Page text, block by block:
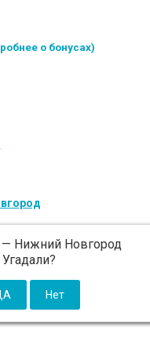
о бонусах)
— Нижний Новгород
Угадали?
- 300 ₽ (от 5 000 ₽